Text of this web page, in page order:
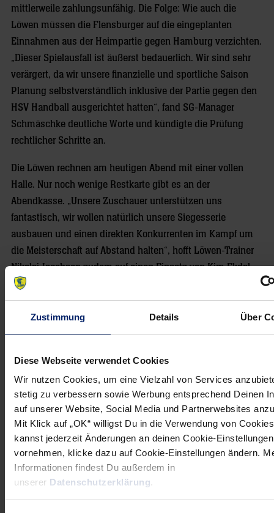
Zustimmung Details Über
Diese Webseite verwendet Cookies
Wir nutzen Cookies, um eine Vielzahl von Services
stetig zu verbessern sowie Werbung entsprechend Deinen
auf unserer Website, Social Media und Partnerwebsites
Mit Klick auf „OK“ willigst Du in die Verwendung von
kannst jederzeit Änderungen an deinen Cookie-Einstellungen
vornehmen, klicke dazu auf Cookie-Einstellungen ändern.
Informationen findest Du außerdem in
unserer Datenschutzerklärung.
mittlerweile zahlungsunfähig. Die Folge: Wie auch die
Löwen müssen die Flensburger auf die eingeplanten
Einnahmen aus der Heimpartie gegen Hamburg verzichten.
„Dieser Spielausfall ist äußerst bedauerlich. Wir sind sehr
verärgert, da wir unsere finanzielle und sportliche Saison
Planung selbstverständlich inklusive der Partie gegen den
HSV Handball ausgerichtet hatten“, fand SG-Manager
Schmäschke deutliche Worte und kündigte die Prüfung
rechtlicher Schritte an.
Die Löwen rechnen am heutigen Abend mit einer vollen
Halle. Nur noch wenige Restkarte gibt es an der
Abendkasse. „Unsere Zuschauer unterstützen uns
fantastisch, wir wollen natürlich unsere Siegesserie
ausbauen und einen direkten Konkurrenten im Kampf um
die Meisterschaft auf Abstand halten“, hofft Löwen-Trainer
Nikolaj Jacobsen zudem auf einen Einsatz von Kim Ekdal
du Rietz. Der Schwede war am vergangenen Wochenende
beim Sieg in Göppingen nach einem Foul auf den Rücken
gefallen und konnte die Partie nicht mehr fortsetzen, gegen
Flensburg will aber auch Ekdahl du Rietz unbedingt dabei